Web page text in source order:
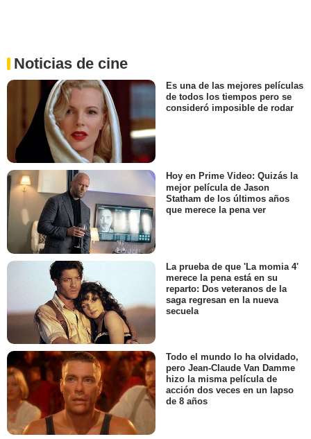
Noticias de cine
Es una de las mejores películas
de todos los tiempos pero se
consideró imposible de rodar
Hoy en Prime Video: Quizás la
mejor película de Jason
Statham de los últimos años
que merece la pena ver
La prueba de que 'La momia 4'
merece la pena está en su
reparto: Dos veteranos de la
saga regresan en la nueva
secuela
Todo el mundo lo ha olvidado,
pero Jean-Claude Van Damme
hizo la misma película de
acción dos veces en un lapso
de 8 años